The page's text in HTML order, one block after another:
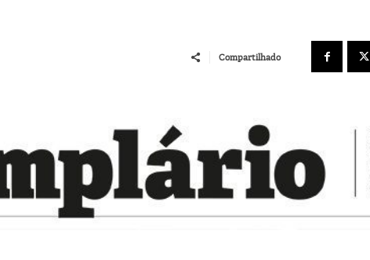
Compartilhado